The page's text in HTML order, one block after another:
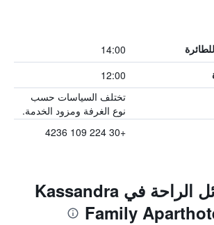
14:00
12:00
تختلف السياسات حسب
نوع الغرفة ومزود الخدمة.
+30 224 109 4236
المزايا ووسائل الراحة في Kassandra
Family